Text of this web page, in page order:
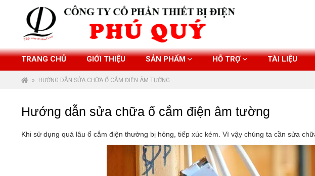
TRANG CHỦ GIỚI THIỆU SẢN PHẨM HỖ TRỢ TÀI LIỆU
» HƯỚNG DẪN SỬA CHỮA Ổ CẮM ĐIỆN ÂM TƯỜNG
Hướng dẫn sửa chữa ổ cắm điện âm tường
Khi sử dụng quá lâu ổ cắm điện thường bị hỏng, tiếp xúc kém. Vì vậy chúng ta cần sửa